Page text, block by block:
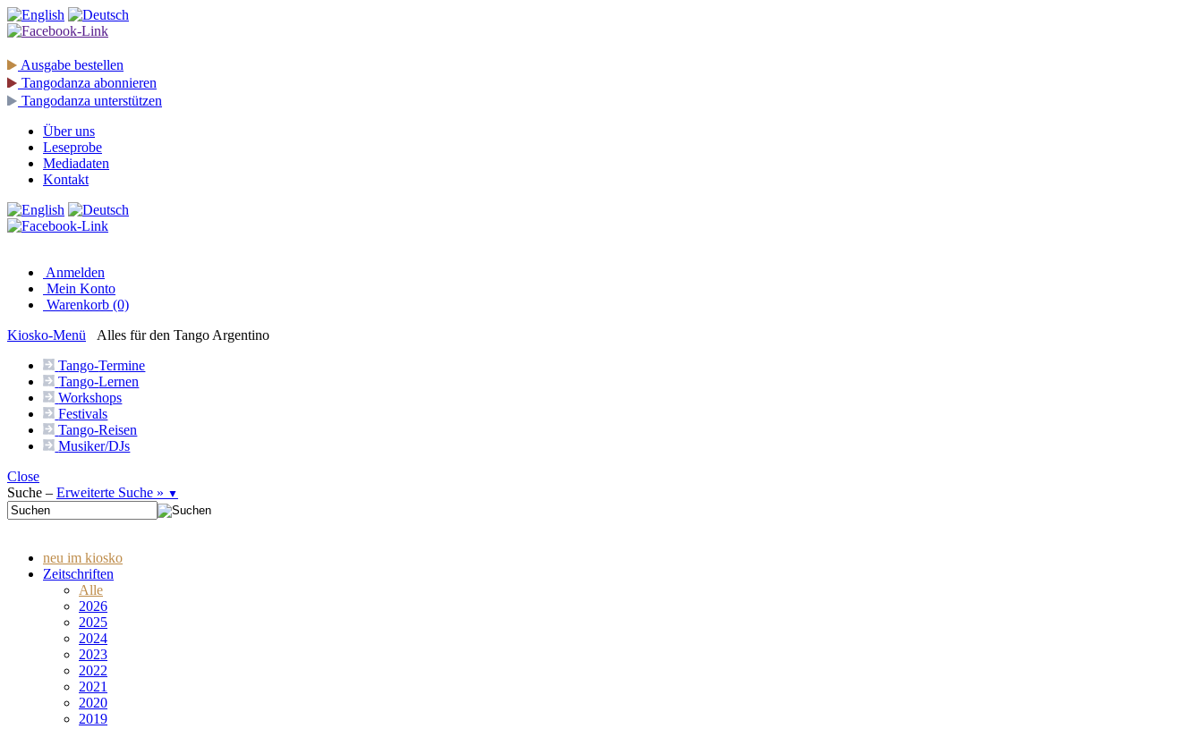
Ausgabe bestellen
Tangodanza abonnieren
Tangodanza unterstützen
Über uns
Leseprobe
Mediadaten
Kontakt
Anmelden
Mein Konto
Warenkorb (0)
Kiosko-Menü
Alles für den Tango Argentino
Tango-Termine
Tango-Lernen
Workshops
Festivals
Tango-Reisen
Musiker/DJs
Close
Suche – Erweiterte Suche » ▼
neu im kiosko
Zeitschriften
Alle
2026
2025
2024
2023
2022
2021
2020
2019